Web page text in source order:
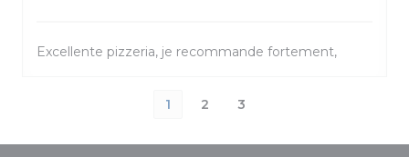
Excellente pizzeria, je recommande fortement,
1 2 3